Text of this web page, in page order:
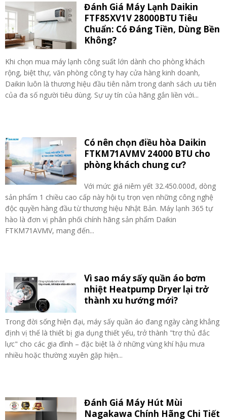
Đánh Giá Máy Lạnh Daikin
FTF85XV1V 28000BTU Tiêu
Chuẩn: Có Đáng Tiền, Dùng Bền
Không?
Khi chọn mua máy lạnh công suất lớn dành cho phòng khách
rộng, biệt thự, văn phòng công ty hay cửa hàng kinh doanh,
Daikin luôn là thương hiệu đầu tiên nằm trong danh sách ưu tiên
của đa số người tiêu dùng. Sự uy tín của hãng gắn liền với...
Có nên chọn điều hòa Daikin
FTKM71AVMV 24000 BTU cho
phòng khách chung cư?
Với mức giá niêm yết 32.450.000đ, dòng
sản phẩm 1 chiều cao cấp này hội tụ trọn vẹn những công nghệ
độc quyền hàng đầu từ thương hiệu Nhật Bản. Máy lạnh 365 tự
hào là đơn vị phân phối chính hãng sản phẩm Daikin
FTKM71AVMV, mang đến...
Vì sao máy sấy quần áo bơm
nhiệt Heatpump Dryer lại trở
thành xu hướng mới?
Trong đời sống hiện đại, máy sấy quần áo đang ngày càng khẳng
định vị thế là thiết bị gia dụng thiết yếu, trở thành "trợ thủ đắc
lực" cho các gia đình – đặc biệt là ở những vùng khí hậu mưa
nhiều hoặc thường xuyên gặp hiện...
Đánh Giá Máy Hút Mùi
Nagakawa Chính Hãng Chi Tiết